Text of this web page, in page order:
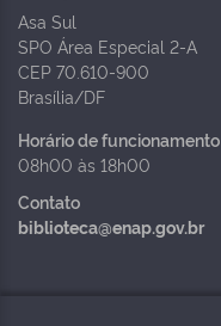
Asa Sul
SPO Área Especial 2-A
CEP 70.610-900
Brasília/DF
Horário de funcionamento
08h00 às 18h00
Contato
biblioteca@enap.gov.br